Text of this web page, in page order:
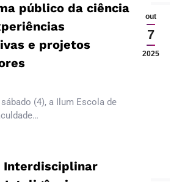
out
7
2025
público da ciência
e projetos
(4), a Ilum Escola de
Interdisciplinar